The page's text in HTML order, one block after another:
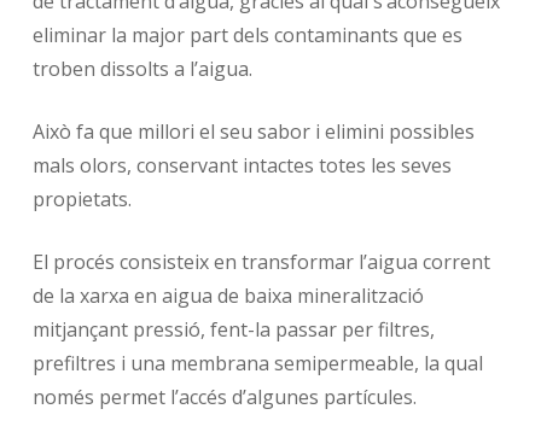
eliminar la major part dels contaminants que es
troben dissolts a l’aigua.
Això fa que millori el seu sabor i elimini possibles
mals olors, conservant intactes totes les seves
propietats.
El procés consisteix en transformar l’aigua corrent
de la xarxa en aigua de baixa mineralització
mitjançant pressió, fent-la passar per filtres,
prefiltres i una membrana semipermeable, la qual
només permet l’accés d’algunes partícules.